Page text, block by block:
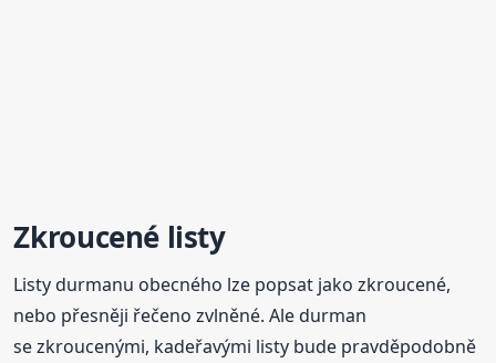
Zkroucené listy
Listy durmanu obecného lze popsat jako zkroucené,
nebo přesněji řečeno zvlněné. Ale durman
se zkroucenými, kadeřavými listy bude pravděpodobně